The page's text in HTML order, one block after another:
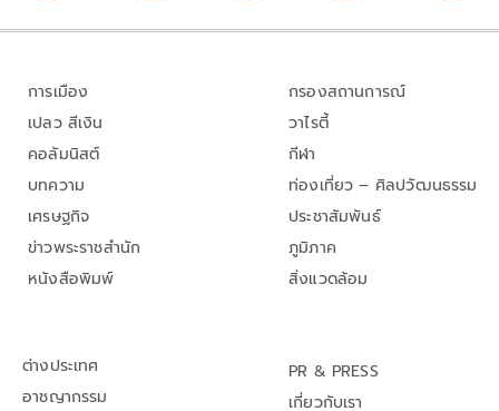
การเมือง
เปลว สีเงิน
คอลัมนิสต์
บทความ
เศรษฐกิจ
ข่าวพระราชสำนัก
หนังสือพิมพ์
กรองสถานการณ์
วาไรตี้
กีฬา
ท่องเที่ยว – ศิลปวัฒนธรรม
ประชาสัมพันธ์
ภูมิภาค
สิ่งแวดล้อม
ต่างประเทศ
อาชญากรรม
PR & PRESS
เกี่ยวกับเรา